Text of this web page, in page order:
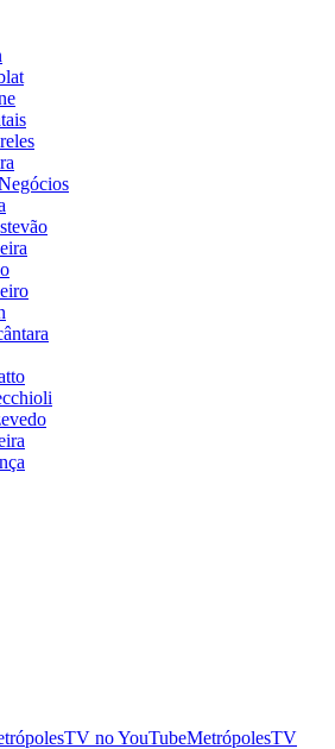
noYouTubeMetrópolesTV